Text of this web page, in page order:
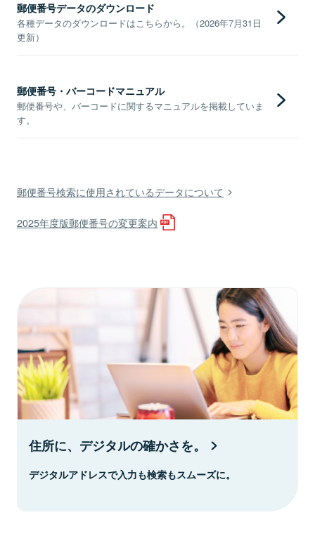
郵便番号データのダウンロード
各種データのダウンロードはこちらから。（2026年7月31日
更新）
郵便番号・バーコードマニュアル
郵便番号や、バーコードに関するマニュアルを掲載していま
す。
郵便番号検索に使用されているデータについて
2025年度版郵便番号の変更案内
住所に、デジタルの確かさを。
デジタルアドレスで入力も検索もスムーズに。